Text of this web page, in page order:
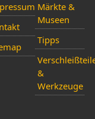
Märkte &
Museen
Tipps
&
Werkzeuge